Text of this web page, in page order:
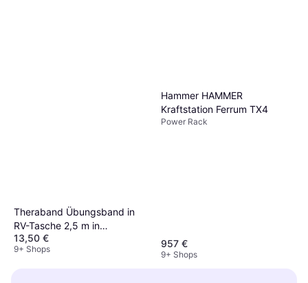
Theraband Übungsband in
RV-Tasche 2,5 m in
Reißverschlusstasche Extra
Stark
13,50 €
9+ Shops
Hammer HAMMER
Kraftstation Ferrum TX4
Power Rack
957 €
9+ Shops